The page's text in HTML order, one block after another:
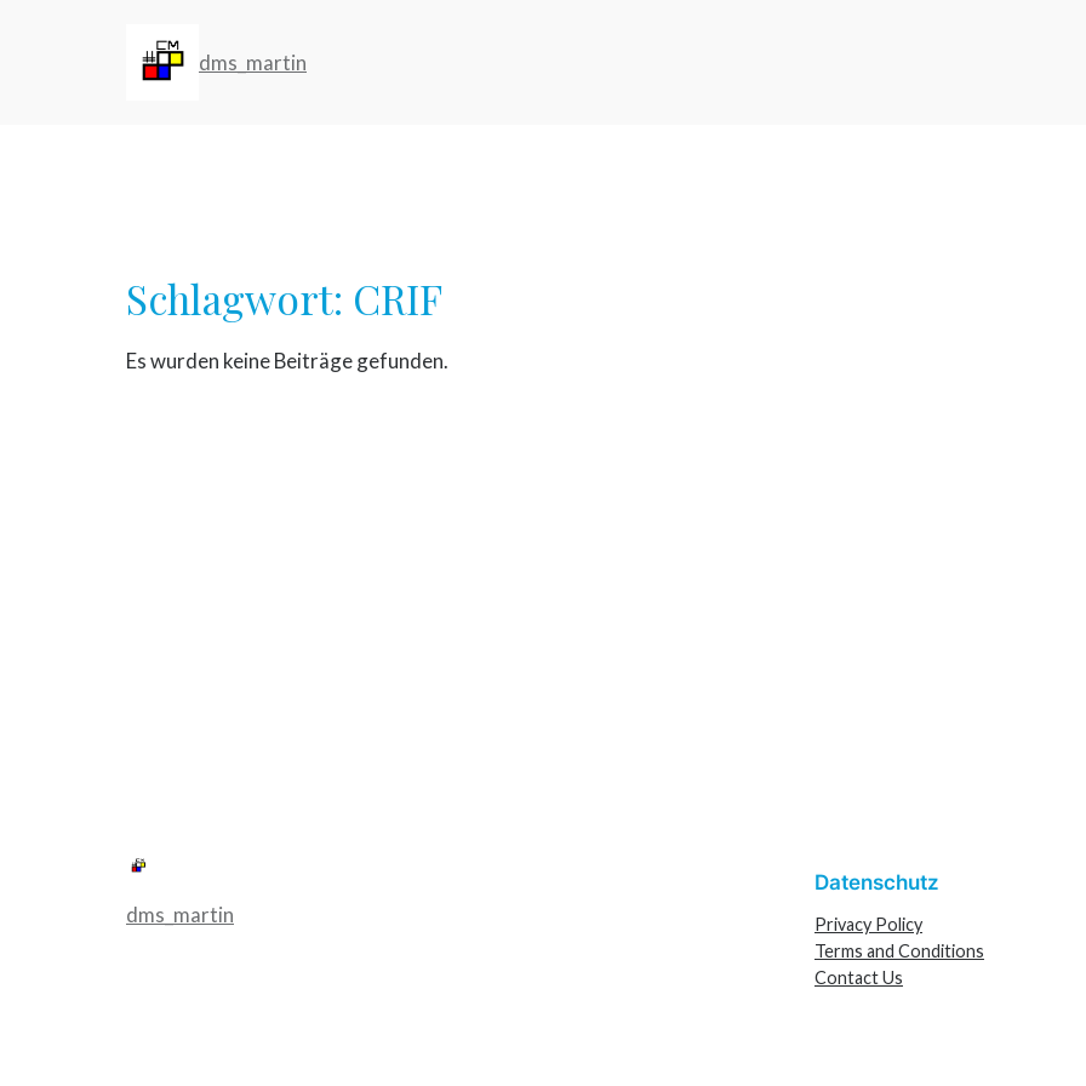
dms_martin
Schlagwort: CRIF
Es wurden keine Beiträge gefunden.
dms_martin
Datenschutz
Privacy Policy
Terms and Conditions
Contact Us